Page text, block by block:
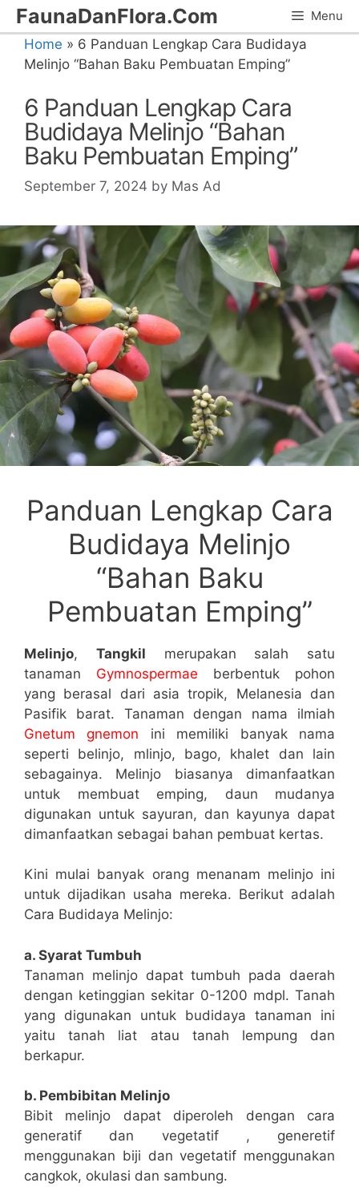
Skip
to
content
FaunaDanFlora.Com Menu
Home » 6 Panduan Lengkap Cara Budidaya
Melinjo “Bahan Baku Pembuatan Emping”
6 Panduan Lengkap Cara
Budidaya Melinjo “Bahan
Baku Pembuatan Emping”
September 7, 2024 by Mas Ad
Panduan Lengkap Cara
Budidaya Melinjo
“Bahan Baku
Pembuatan Emping”
Melinjo, Tangkil merupakan salah satu
tanaman Gymnospermae berbentuk pohon
yang berasal dari asia tropik, Melanesia dan
Pasifik barat. Tanaman dengan nama ilmiah
Gnetum gnemon ini memiliki banyak nama
seperti belinjo, mlinjo, bago, khalet dan lain
sebagainya. Melinjo biasanya dimanfaatkan
untuk membuat emping, daun mudanya
digunakan untuk sayuran, dan kayunya dapat
dimanfaatkan sebagai bahan pembuat kertas.
Kini mulai banyak orang menanam melinjo ini
untuk dijadikan usaha mereka. Berikut adalah
Cara Budidaya Melinjo:
a. Syarat Tumbuh
Tanaman melinjo dapat tumbuh pada daerah
dengan ketinggian sekitar 0-1200 mdpl. Tanah
yang digunakan untuk budidaya tanaman ini
yaitu tanah liat atau tanah lempung dan
berkapur.
b. Pembibitan Melinjo
Bibit melinjo dapat diperoleh dengan cara
generatif dan vegetatif , generetif
menggunakan biji dan vegetatif menggunakan
cangkok, okulasi dan sambung.